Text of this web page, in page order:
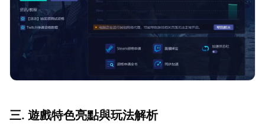
三. 遊戲特色亮點與玩法解析